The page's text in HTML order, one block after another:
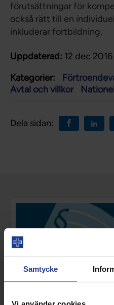
Samtycke
förutsättningar för
också rätt till en
inkluderar fortbildning.
Uppdaterad: 12 dec 2016
Kategorier:
Avtal och villkor
Dela sidan: